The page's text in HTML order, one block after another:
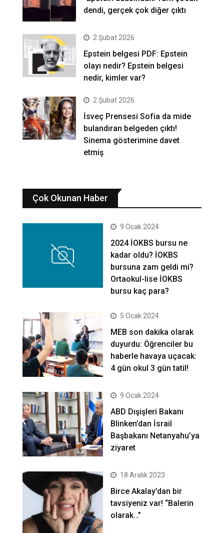
dendi, gerçek çok diğer çıktı
2 Şubat 2026
Epstein belgesi PDF: Epstein
olayı nedir? Epstein belgesi
nedir, kimler var?
2 Şubat 2026
İsveç Prensesi Sofia da mide
bulandıran belgeden çıktı!
Sinema gösterimine davet
etmiş
Çok Okunan Haber
9 Ocak 2024
2024 İOKBS bursu ne
kadar oldu? İOKBS
bursuna zam geldi mi?
Ortaokul-lise İOKBS
bursu kaç para?
5 Ocak 2024
MEB son dakika olarak
duyurdu: Öğrenciler bu
haberle havaya uçacak:
4 gün okul 3 gün tatil!
9 Ocak 2024
ABD Dışişleri Bakanı
Blinken’dan İsrail
Başbakanı Netanyahu’ya
ziyaret
18 Aralık 2023
Birce Akalay’dan bir
tavsiyeniz var! “Balerin
olarak…”